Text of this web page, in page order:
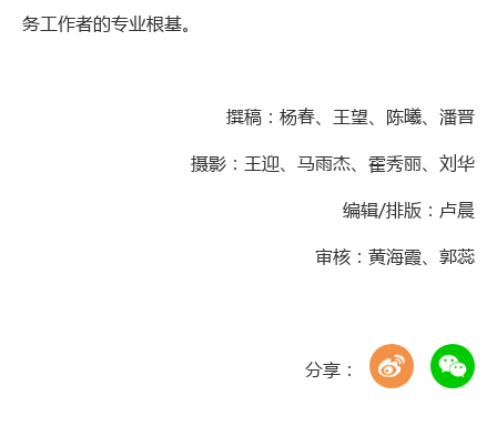
务工作者的专业根基。
撰稿：杨春、王望、陈曦、潘晋
摄影：王迎、马雨杰、霍秀丽、刘华
编辑/排版：卢晨
审核：黄海霞、郭蕊
分享：